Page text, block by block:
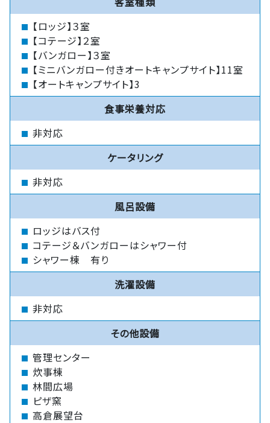
【ロッジ】３室
【コテージ】２室
【バンガロー】３室
【ミニバンガロー付きオートキャンプサイト】11室
【オートキャンプサイト】3
食事栄養対応
非対応
ケータリング
非対応
風呂設備
ロッジはバス付
コテージ＆バンガローはシャワー付
シャワー棟 有り
洗濯設備
非対応
その他設備
管理センター
炊事棟
林間広場
ピザ窯
高倉展望台